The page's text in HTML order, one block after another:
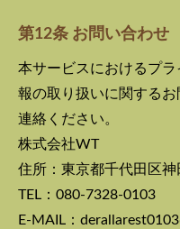
第12条 お問い合わせ
本サービスにおけるプ
報の取り扱いに関する
連絡ください。
株式会社WT
住所：東京都千代田区
TEL：080-7328-0103
E-MAIL：